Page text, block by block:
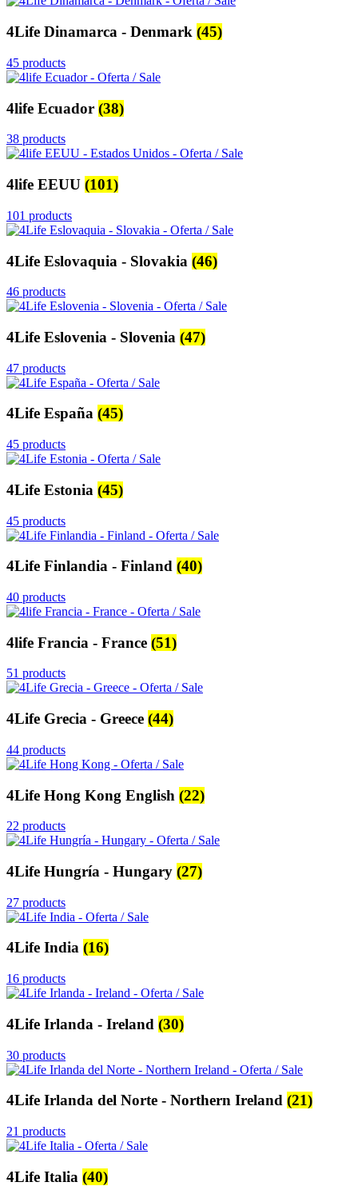
4Life Dinamarca - Denmark (45)
45 products
4life Ecuador (38)
38 products
4life EEUU (101)
101 products
4Life Eslovaquia - Slovakia (46)
46 products
4Life Eslovenia - Slovenia (47)
47 products
4Life España (45)
45 products
4Life Estonia (45)
45 products
4Life Finlandia - Finland (40)
40 products
4life Francia - France (51)
51 products
4Life Grecia - Greece (44)
44 products
4Life Hong Kong English (22)
22 products
4Life Hungría - Hungary (27)
27 products
4Life India (16)
16 products
4Life Irlanda - Ireland (30)
30 products
4Life Irlanda del Norte - Northern Ireland (21)
21 products
4Life Italia (40)